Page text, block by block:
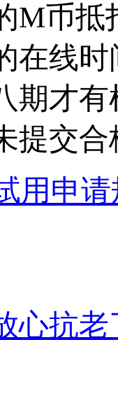
M币抵
在线
期才
提交
用申
心抗老